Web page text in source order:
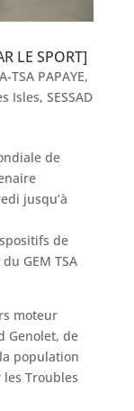
LE SPORT]
TSA PAPAYE,
Isles, SESSAD
de
jusqu’à
de
GEM TSA
moteur
Genolet, de
population
Troubles